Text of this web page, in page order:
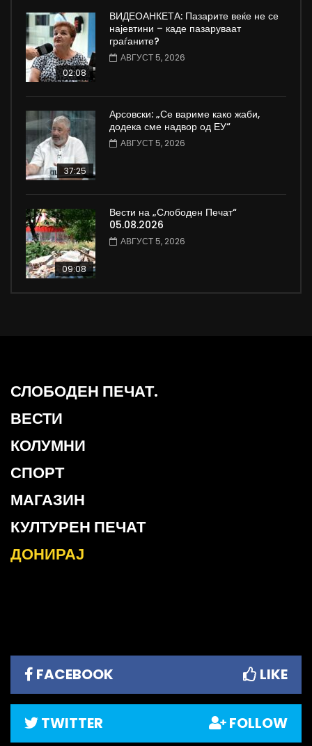
02:08
ВИДЕОАНКЕТА: Пазарите веќе не се
најевтини – каде пазаруваат
граѓаните?
АВГУСТ 5, 2026
37:25
Арсовски: „Се вариме како жаби,
додека сме надвор од ЕУ“
АВГУСТ 5, 2026
09:08
Вести на „Слободен Печат“
05.08.2026
АВГУСТ 5, 2026
СЛОБОДЕН ПЕЧАТ.
ВЕСТИ
КОЛУМНИ
СПОРТ
МАГАЗИН
КУЛТУРЕН ПЕЧАТ
ДОНИРАЈ
FACEBOOK LIKE
TWITTER FOLLOW